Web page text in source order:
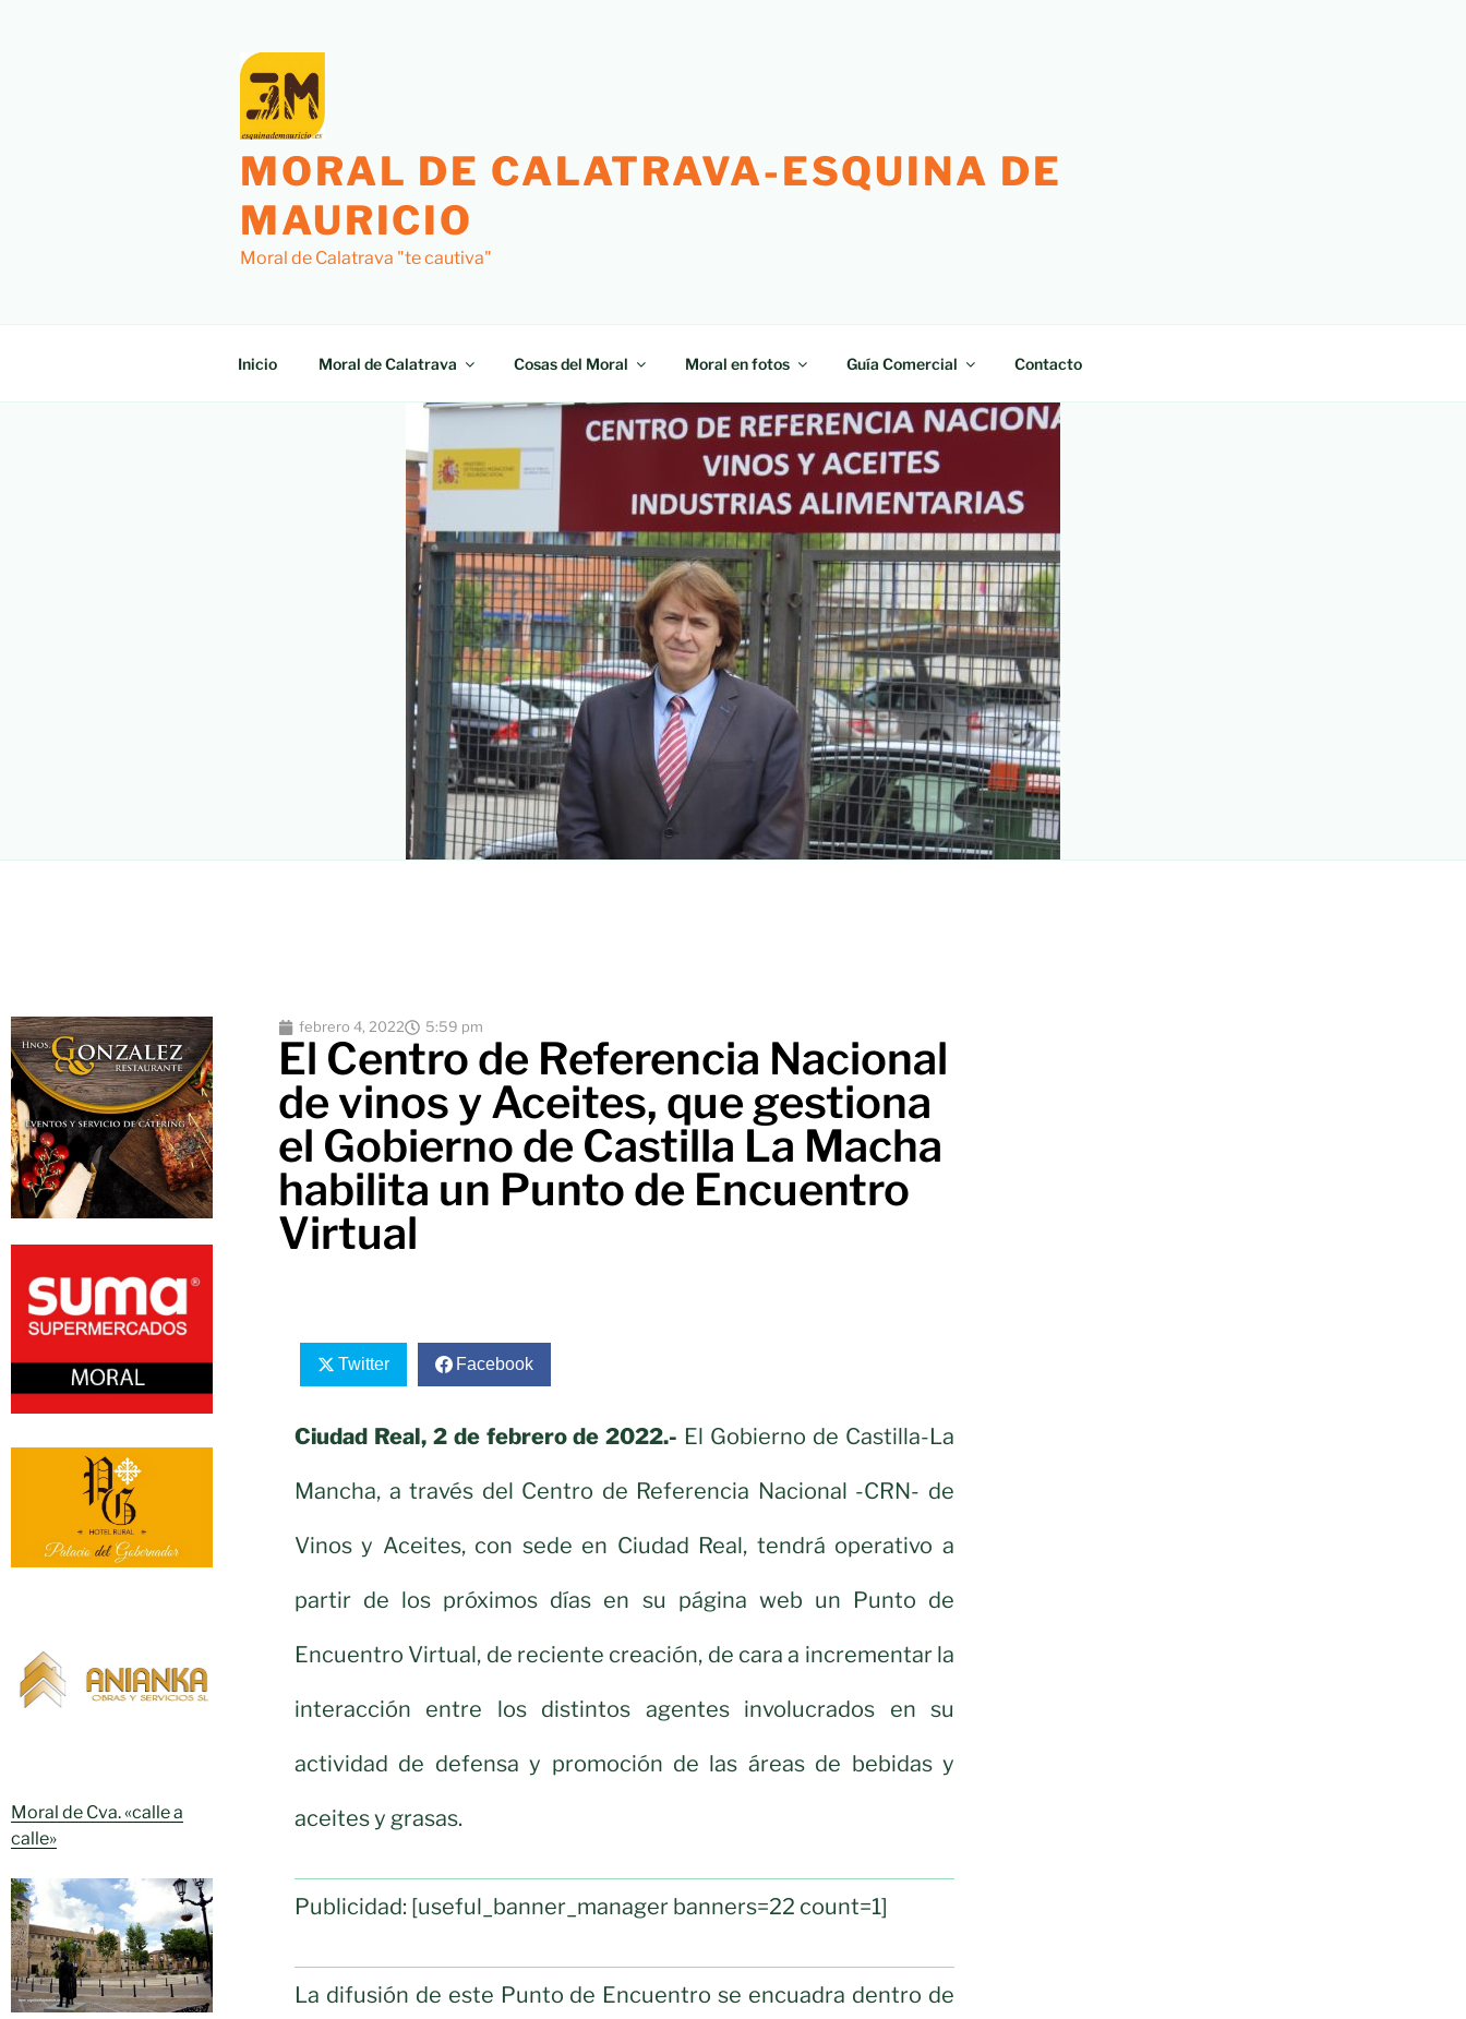
MORAL DE CALATRAVA-ESQUINA DE
MAURICIO
Moral de Calatrava "te cautiva"
Inicio Moral de Calatrava Cosas del Moral Moral en fotos Guía Comercial Contacto
Moral de Cva. «calle a
calle»
febrero 4, 2022 5:59 pm
El Centro de Referencia Nacional
de vinos y Aceites, que gestiona
el Gobierno de Castilla La Macha
habilita un Punto de Encuentro
Virtual
Twitter Facebook
Ciudad Real, 2 de febrero de 2022.- El Gobierno de Castilla-La
Mancha, a través del Centro de Referencia Nacional -CRN- de
Vinos y Aceites, con sede en Ciudad Real, tendrá operativo a
partir de los próximos días en su página web un Punto de
Encuentro Virtual, de reciente creación, de cara a incrementar la
interacción entre los distintos agentes involucrados en su
actividad de defensa y promoción de las áreas de bebidas y
aceites y grasas.
Publicidad: [useful_banner_manager banners=22 count=1]
La difusión de este Punto de Encuentro se encuadra dentro de